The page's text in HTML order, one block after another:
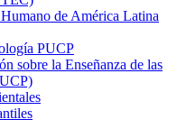
de América Latina
PUCP
sobre la Enseñanza de las